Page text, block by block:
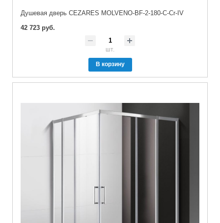
Душевая дверь CEZARES MOLVENO-BF-2-180-C-Cr-IV
42 723 руб.
шт.
В корзину